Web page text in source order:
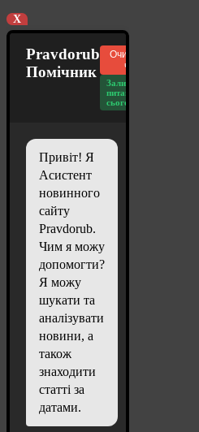
X
Pravdorub
Помічник
Очистити
чат
Залишилось
питань
сьогодні: 20
Привіт! Я
Асистент
новинного
сайту
Pravdorub.
Чим я можу
допомогти?
Я можу
шукати та
аналізувати
новини, а
також
знаходити
статті за
датами.